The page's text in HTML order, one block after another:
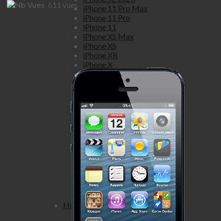
iPhone 11 Pro Max
iPhone 11 Pro
iPhone 11
iPhone XS Max
iPhone XS
iPhone XR
iPhone X
iPhone 8 Plus
iPhone 7 Plus
iPhone 7
iPhone SE
iPhone 6S Plus
iPhone 6S
iPhone 6 Plus
iPhone 6
iPhone 5S
iPhone 5C
iPhone 5
iPhone 4S
iPhone 4
Honor
Honor view
611 vues